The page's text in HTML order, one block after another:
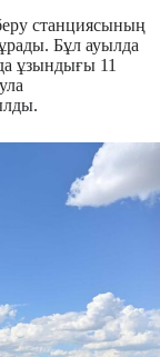
станциясының
Бұл ауылда
ұзындығы 11